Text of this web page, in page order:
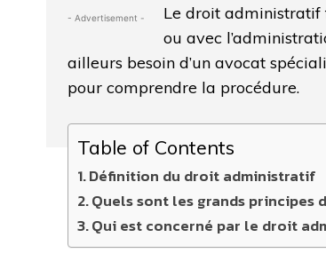
- Advertisement -
Le droit administratif
ou avec
ailleurs besoin d’un avocat
pour comprendre la procédure.
Table of Contents
Définition du droit administratif
Quels sont les grands
Qui est concerné par le droit